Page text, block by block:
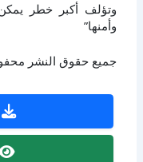
وتؤلف أكبر خطر يمكن
وأمنها”
جميع حقوق النشر